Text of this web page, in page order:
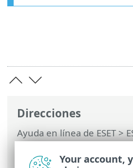
Direcciones
Ayuda en línea de ESET>
Security>Implementar
Security >Your account,